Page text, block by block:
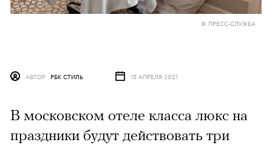
© ПРЕСС-СЛУЖБА
АВТОР РБК СТИЛЬ 15 АПРЕЛЯ 2021
В московском отеле класса люкс на
праздники будут действовать три